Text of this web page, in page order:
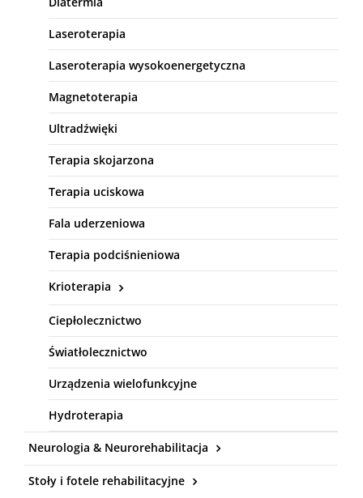
Laseroterapia
Laseroterapia wysokoenergetyczna
Magnetoterapia
Ultradźwięki
Terapia skojarzona
Terapia uciskowa
Fala uderzeniowa
Terapia podciśnieniowa
Krioterapia
Ciepłolecznictwo
Światłolecznictwo
Urządzenia wielofunkcyjne
Hydroterapia
Neurologia & Neurorehabilitacja
Stoły i fotele rehabilitacyjne